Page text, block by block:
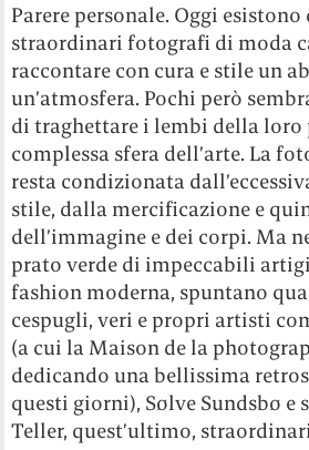
Parere personale. Oggi esistono
straordinari fotografi di moda
raccontare con cura e stile un
un’atmosfera. Pochi però
di traghettare i lembi della loro
complessa sfera dell’arte. La
resta condizionata
stile, dalla mercificazione e
dell’immagine e dei corpi. Ma
prato verde di impeccabili
fashion moderna, spuntano
cespugli, veri e propri artisti
(a cui la Maison de la
dedicando una bellissima
questi giorni), Sølve Sundsbø e
Teller, quest’ultimo,